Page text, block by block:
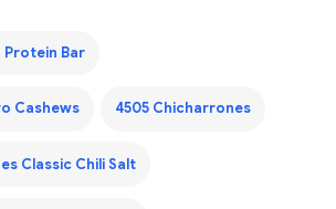
Protein Bar
Cashews 4505 Chicharrones
Classic Chili Salt